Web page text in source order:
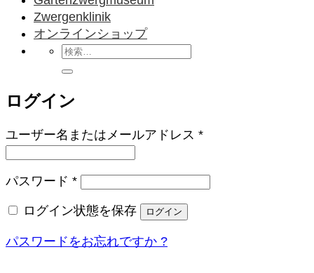
Zwergenklinik
オンラインショップ
検
索
象:
ログイン
ユーザー名またはメールアドレス *必
パスワード *必
ログイン状態を保存
ログイン
パスワードをお忘れですか ?